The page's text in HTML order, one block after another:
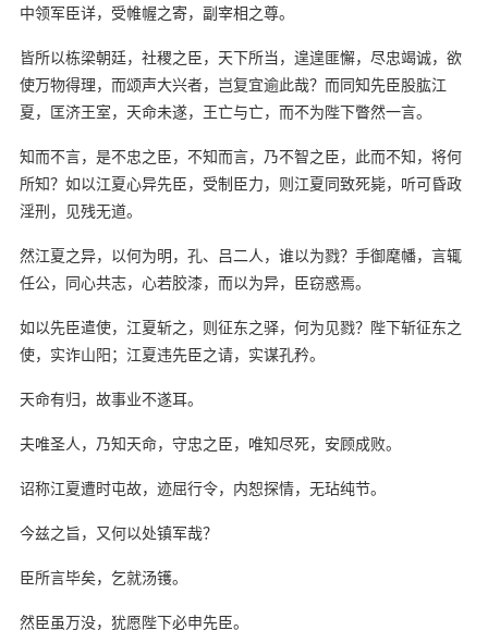
中领军臣详，受帷幄之寄，副宰相之尊。
皆所以栋梁朝廷，社稷之臣，天下所当，遑遑匪懈，尽忠竭诚，欲
使万物得理，而颂声大兴者，岂复宜逾此哉？而同知先臣股肱江
夏，匡济王室，天命未遂，王亡与亡，而不为陛下瞥然一言。
知而不言，是不忠之臣，不知而言，乃不智之臣，此而不知，将何
所知？如以江夏心异先臣，受制臣力，则江夏同致死毙，听可昏政
淫刑，见残无道。
然江夏之异，以何为明，孔、吕二人，谁以为戮？手御麾幡，言辄
任公，同心共志，心若胶漆，而以为异，臣窃惑焉。
如以先臣遣使，江夏斩之，则征东之驿，何为见戮？陛下斩征东之
使，实诈山阳；江夏违先臣之请，实谋孔矜。
天命有归，故事业不遂耳。
夫唯圣人，乃知天命，守忠之臣，唯知尽死，安顾成败。
诏称江夏遭时屯故，迹屈行令，内恕探情，无玷纯节。
今兹之旨，又何以处镇军哉？
臣所言毕矣，乞就汤镬。
然臣虽万没，犹愿陛下必申先臣。